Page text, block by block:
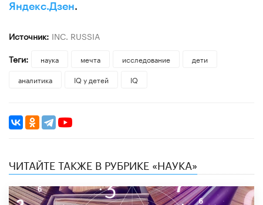
Яндекс.Дзен.
Источник: INC. RUSSIA
Теги:
наука мечта исследование
дети
аналитика
IQ у детей IQ
ЧИТАЙТЕ ТАКЖЕ В РУБРИКЕ «НАУКА»